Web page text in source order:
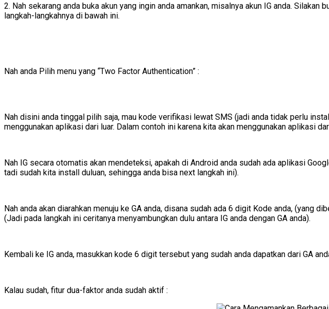
2. Nah sekarang anda buka akun yang ingin anda amankan, misalnya akun IG anda.
langkah-langkahnya di bawah ini.
Nah anda Pilih menu yang “Two Factor Authentication” :
Nah disini anda tinggal pilih saja, mau kode verifikasi lewat SMS (jadi anda tidak perlu
menggunakan aplikasi dari luar. Dalam contoh ini karena kita akan menggunakan aplikasi
Nah IG secara otomatis akan mendeteksi, apakah di Android anda sudah ada aplikasi
tadi sudah kita install duluan, sehingga anda bisa next langkah ini).
Nah anda akan diarahkan menuju ke GA anda, disana sudah ada 6 digit Kode anda, (yang
(Jadi pada langkah ini ceritanya menyambungkan dulu antara IG anda dengan GA anda).
Kembali ke IG anda, masukkan kode 6 digit tersebut yang sudah anda dapatkan dari GA
Kalau sudah, fitur dua-faktor anda sudah aktif :